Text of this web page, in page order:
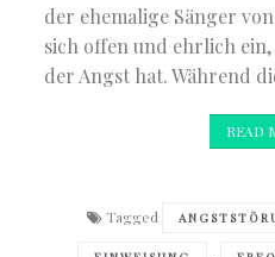
der ehemalige Sänger
sich offen und ehrlich
der Angst hat. Während
READ
Tagged